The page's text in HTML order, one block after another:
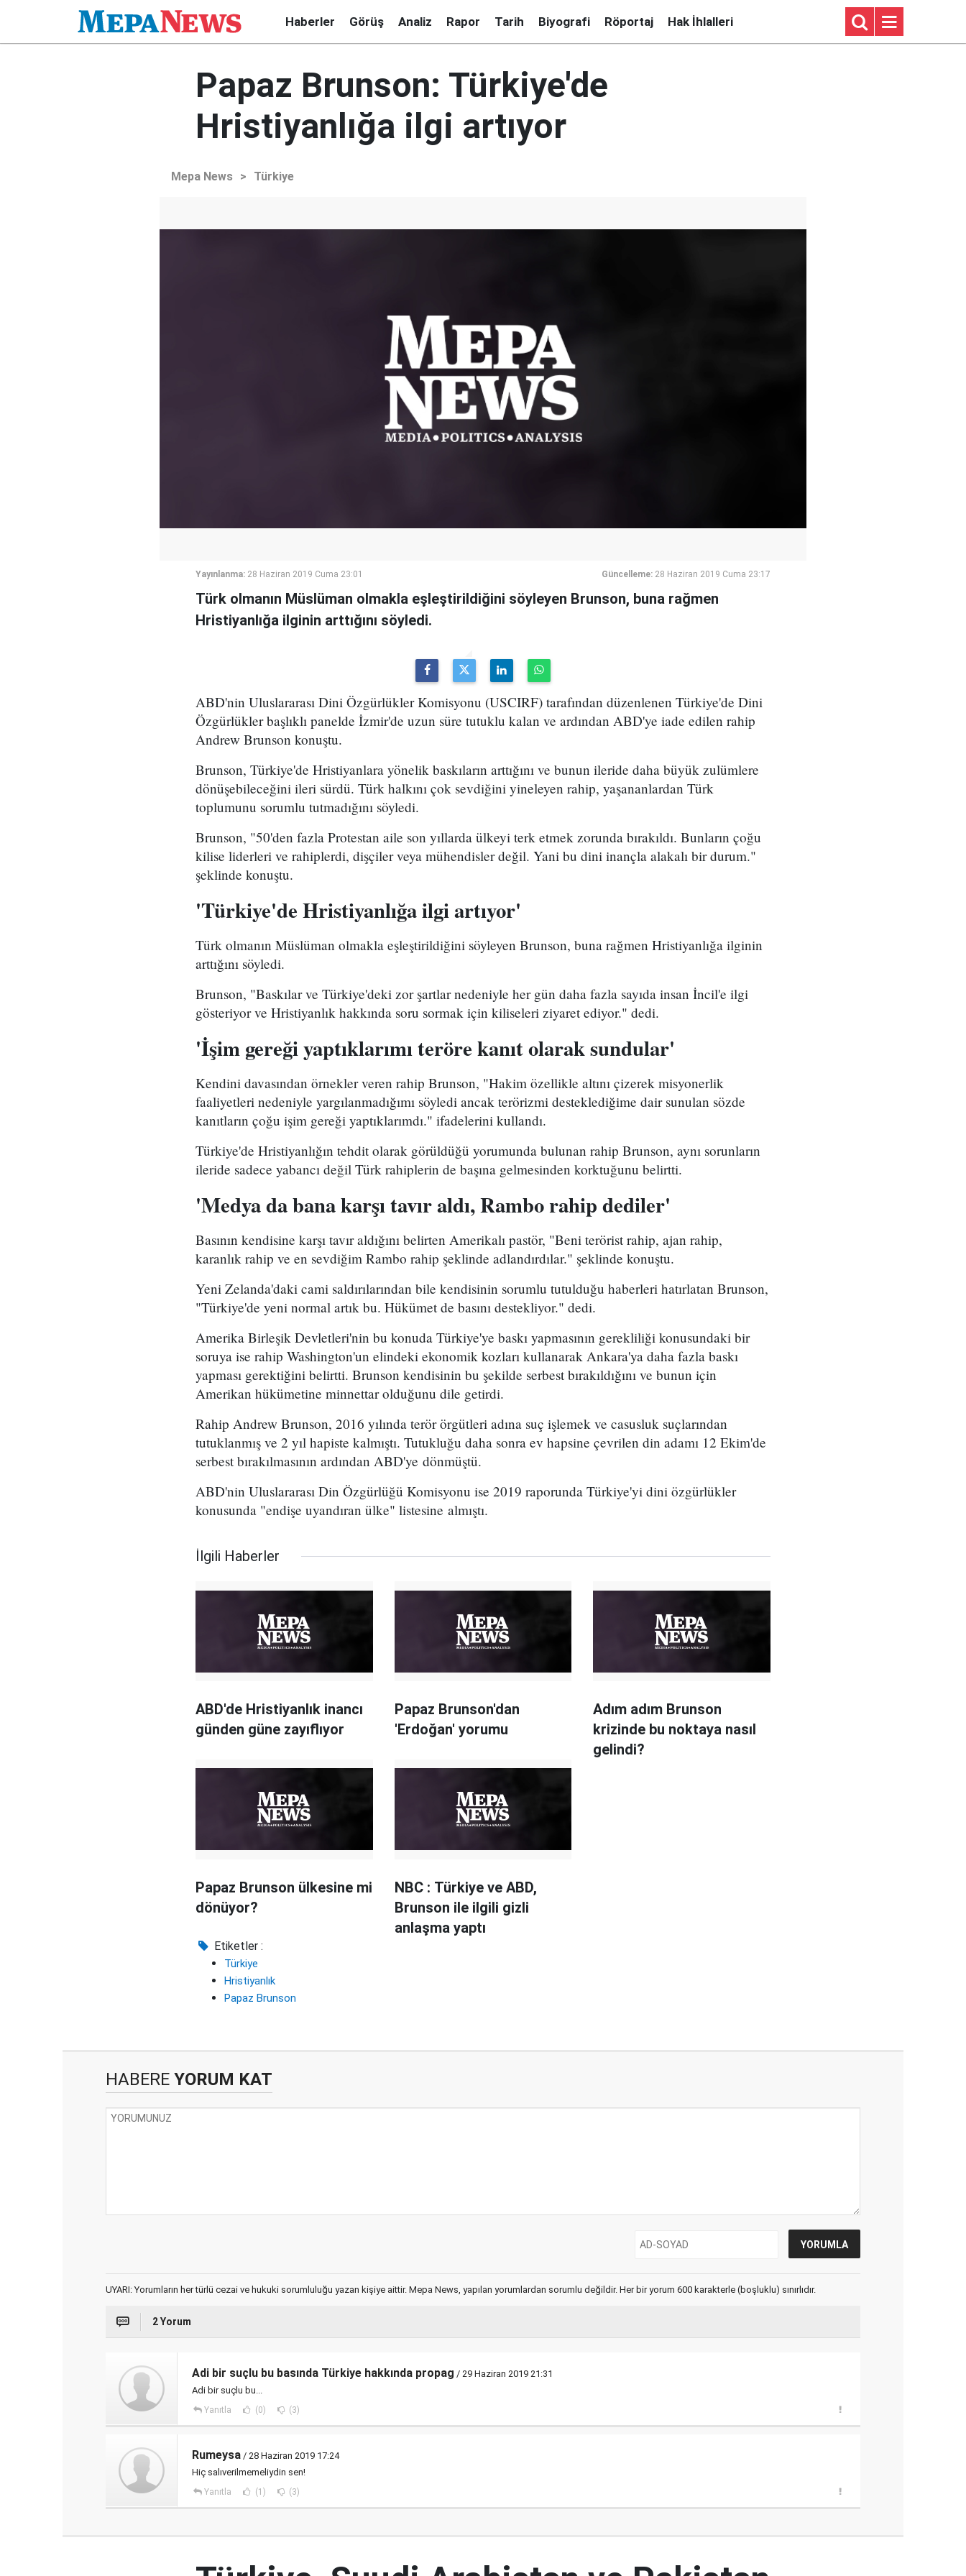
Haberler Görüş Analiz Rapor Tarih Biyografi Röportaj Hak İhlalleri
Papaz Brunson: Türkiye'de
Hristiyanlığa ilgi artıyor
Mepa News > Türkiye
Yayınlanma: 28 Haziran 2019 Cuma 23:01 Güncelleme: 28 Haziran 2019 Cuma 23:17
Türk olmanın Müslüman olmakla eşleştirildiğini söyleyen Brunson, buna rağmen
Hristiyanlığa ilginin arttığını söyledi.
ABD'nin Uluslararası Dini Özgürlükler Komisyonu (USCIRF) tarafından düzenlenen Türkiye'de Dini
Özgürlükler başlıklı panelde İzmir'de uzun süre tutuklu kalan ve ardından ABD'ye iade edilen rahip
Andrew Brunson konuştu.
Brunson, Türkiye'de Hristiyanlara yönelik baskıların arttığını ve bunun ileride daha büyük zulümlere
dönüşebileceğini ileri sürdü. Türk halkını çok sevdiğini yineleyen rahip, yaşananlardan Türk
toplumunu sorumlu tutmadığını söyledi.
Brunson, "50'den fazla Protestan aile son yıllarda ülkeyi terk etmek zorunda bırakıldı. Bunların çoğu
kilise liderleri ve rahiplerdi, dişçiler veya mühendisler değil. Yani bu dini inançla alakalı bir durum."
şeklinde konuştu.
'Türkiye'de Hristiyanlığa ilgi artıyor'
Türk olmanın Müslüman olmakla eşleştirildiğini söyleyen Brunson, buna rağmen Hristiyanlığa ilginin
arttığını söyledi.
Brunson, "Baskılar ve Türkiye'deki zor şartlar nedeniyle her gün daha fazla sayıda insan İncil'e ilgi
gösteriyor ve Hristiyanlık hakkında soru sormak için kiliseleri ziyaret ediyor." dedi.
'İşim gereği yaptıklarımı teröre kanıt olarak sundular'
Kendini davasından örnekler veren rahip Brunson, "Hakim özellikle altını çizerek misyonerlik
faaliyetleri nedeniyle yargılanmadığımı söyledi ancak terörizmi desteklediğime dair sunulan sözde
kanıtların çoğu işim gereği yaptıklarımdı." ifadelerini kullandı.
Türkiye'de Hristiyanlığın tehdit olarak görüldüğü yorumunda bulunan rahip Brunson, aynı sorunların
ileride sadece yabancı değil Türk rahiplerin de başına gelmesinden korktuğunu belirtti.
'Medya da bana karşı tavır aldı, Rambo rahip dediler'
Basının kendisine karşı tavır aldığını belirten Amerikalı pastör, "Beni terörist rahip, ajan rahip,
karanlık rahip ve en sevdiğim Rambo rahip şeklinde adlandırdılar." şeklinde konuştu.
Yeni Zelanda'daki cami saldırılarından bile kendisinin sorumlu tutulduğu haberleri hatırlatan Brunson,
"Türkiye'de yeni normal artık bu. Hükümet de basını destekliyor." dedi.
Amerika Birleşik Devletleri'nin bu konuda Türkiye'ye baskı yapmasının gerekliliği konusundaki bir
soruya ise rahip Washington'un elindeki ekonomik kozları kullanarak Ankara'ya daha fazla baskı
yapması gerektiğini belirtti. Brunson kendisinin bu şekilde serbest bırakıldığını ve bunun için
Amerikan hükümetine minnettar olduğunu dile getirdi.
Rahip Andrew Brunson, 2016 yılında terör örgütleri adına suç işlemek ve casusluk suçlarından
tutuklanmış ve 2 yıl hapiste kalmıştı. Tutukluğu daha sonra ev hapsine çevrilen din adamı 12 Ekim'de
serbest bırakılmasının ardından ABD'ye dönmüştü.
ABD'nin Uluslararası Din Özgürlüğü Komisyonu ise 2019 raporunda Türkiye'yi dini özgürlükler
konusunda "endişe uyandıran ülke" listesine almıştı.
İlgili Haberler
ABD'de Hristiyanlık inancı
günden güne zayıflıyor
Papaz Brunson'dan
'Erdoğan' yorumu
Adım adım Brunson
krizinde bu noktaya nasıl
gelindi?
Papaz Brunson ülkesine mi
dönüyor?
NBC : Türkiye ve ABD,
Brunson ile ilgili gizli
anlaşma yaptı
Etiketler :
Türkiye
Hristiyanlık
Papaz Brunson
HABERE YORUM KAT
UYARI: Yorumların her türlü cezai ve hukuki sorumluluğu yazan kişiye aittir. Mepa News, yapılan yorumlardan sorumlu değildir. Her bir yorum 600 karakterle (boşluklu) sınırlıdır.
2 Yorum
Adi bir suçlu bu basında Türkiye hakkında propag / 29 Haziran 2019 21:31
Adi bir suçlu bu...
Yanıtla (0) (3)
Rumeysa / 28 Haziran 2019 17:24
Hiç salıverilmemeliydin sen!
Yanıtla (1) (3)